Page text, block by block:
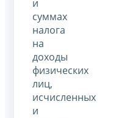
и
суммах
налога
на
доходы
физических
лиц,
исчисленных
и